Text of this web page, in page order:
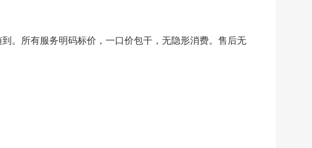
到。所有服务明码标价，一口价包干，无隐形消费。售后无